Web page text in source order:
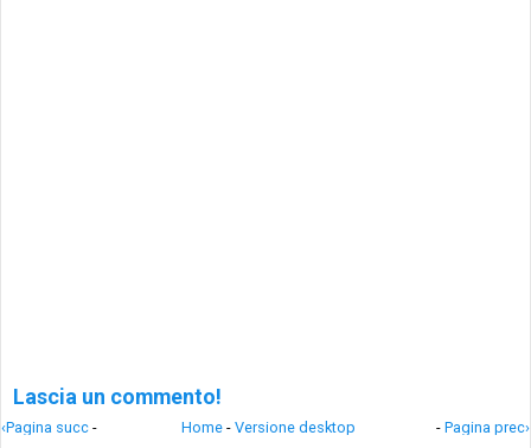
Lascia un commento!
‹Pagina succ - - Pagina prec›
Home - Versione desktop